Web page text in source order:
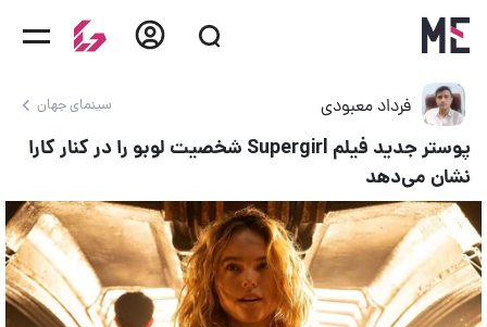
فرداد معبودی سینمای جهان
پوستر جدید فیلم Supergirl شخصیت لوبو را در کنار کارا
نشان می‌دهد